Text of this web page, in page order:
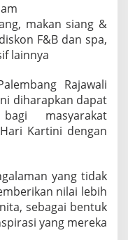
makan siang &
F&B dan spa,
lainnya
Rajawali
diharapkan dapat
masyarakat
Kartini dengan
yang tidak
nilai lebih
sebagai bentuk
yang mereka